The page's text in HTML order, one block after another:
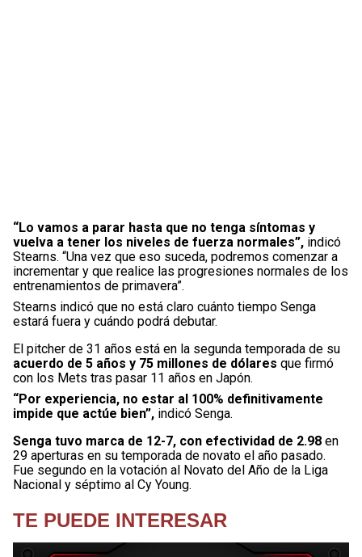
“Lo vamos a parar hasta que no tenga síntomas y
vuelva a tener los niveles de fuerza normales”, indicó
Stearns. “Una vez que eso suceda, podremos comenzar a
incrementar y que realice las progresiones normales de los
entrenamientos de primavera”.
Stearns indicó que no está claro cuánto tiempo Senga
estará fuera y cuándo podrá debutar.
El pitcher de 31 años está en la segunda temporada de su
acuerdo de 5 años y 75 millones de dólares que firmó
con los Mets tras pasar 11 años en Japón.
“Por experiencia, no estar al 100% definitivamente
impide que actúe bien”, indicó Senga.
Senga tuvo marca de 12-7, con efectividad de 2.98 en
29 aperturas en su temporada de novato el año pasado.
Fue segundo en la votación al Novato del Año de la Liga
Nacional y séptimo al Cy Young.
TE PUEDE INTERESAR